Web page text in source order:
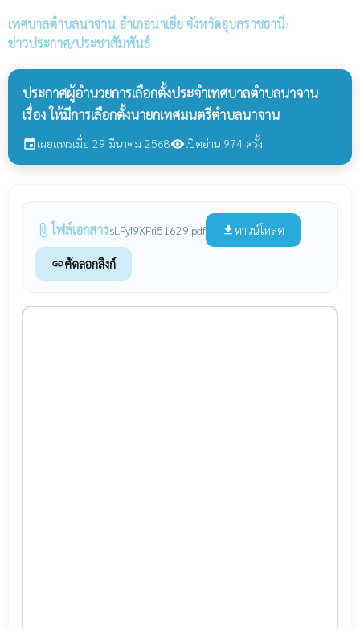
เทศบาลตำบลนาจาน อำเภอนาเยีย จังหวัดอุบลราชธานี›
ข่าวประกาศ/ประชาสัมพันธ์
ประกาศผู้อำนวยการเลือกตั้งประจำเทศบาลตำบลนาจาน
เรื่อง ให้มีการเลือกตั้งนายกเทศมนตรีตำบลนาจาน
eventเผยแพร่เมื่อ 29 มีนาคม 2568visibilityเปิดอ่าน 974 ครั้ง
attach_file ไฟล์เอกสารsLFyI9XFri51629.pdf file_download ดาวน์โหลด
linkคัดลอกลิงก์